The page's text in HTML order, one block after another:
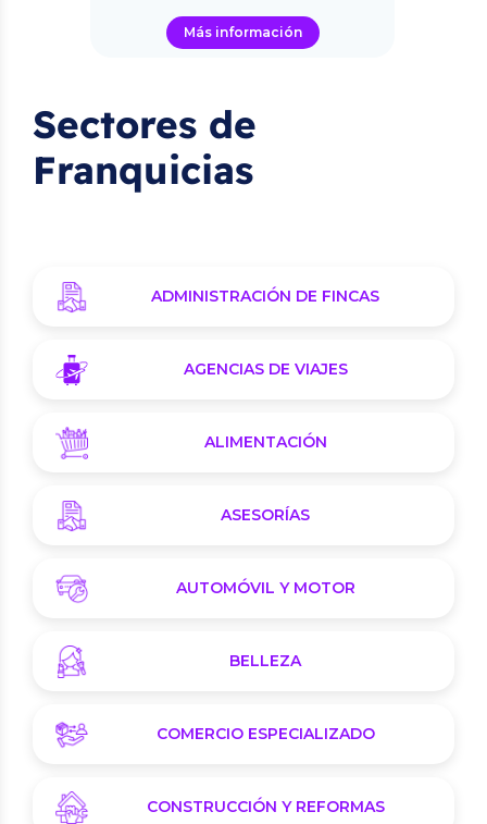
Más información
Sectores de
Franquicias
ADMINISTRACIÓN DE FINCAS
AGENCIAS DE VIAJES
ALIMENTACIÓN
ASESORÍAS
AUTOMÓVIL Y MOTOR
BELLEZA
COMERCIO ESPECIALIZADO
CONSTRUCCIÓN Y REFORMAS